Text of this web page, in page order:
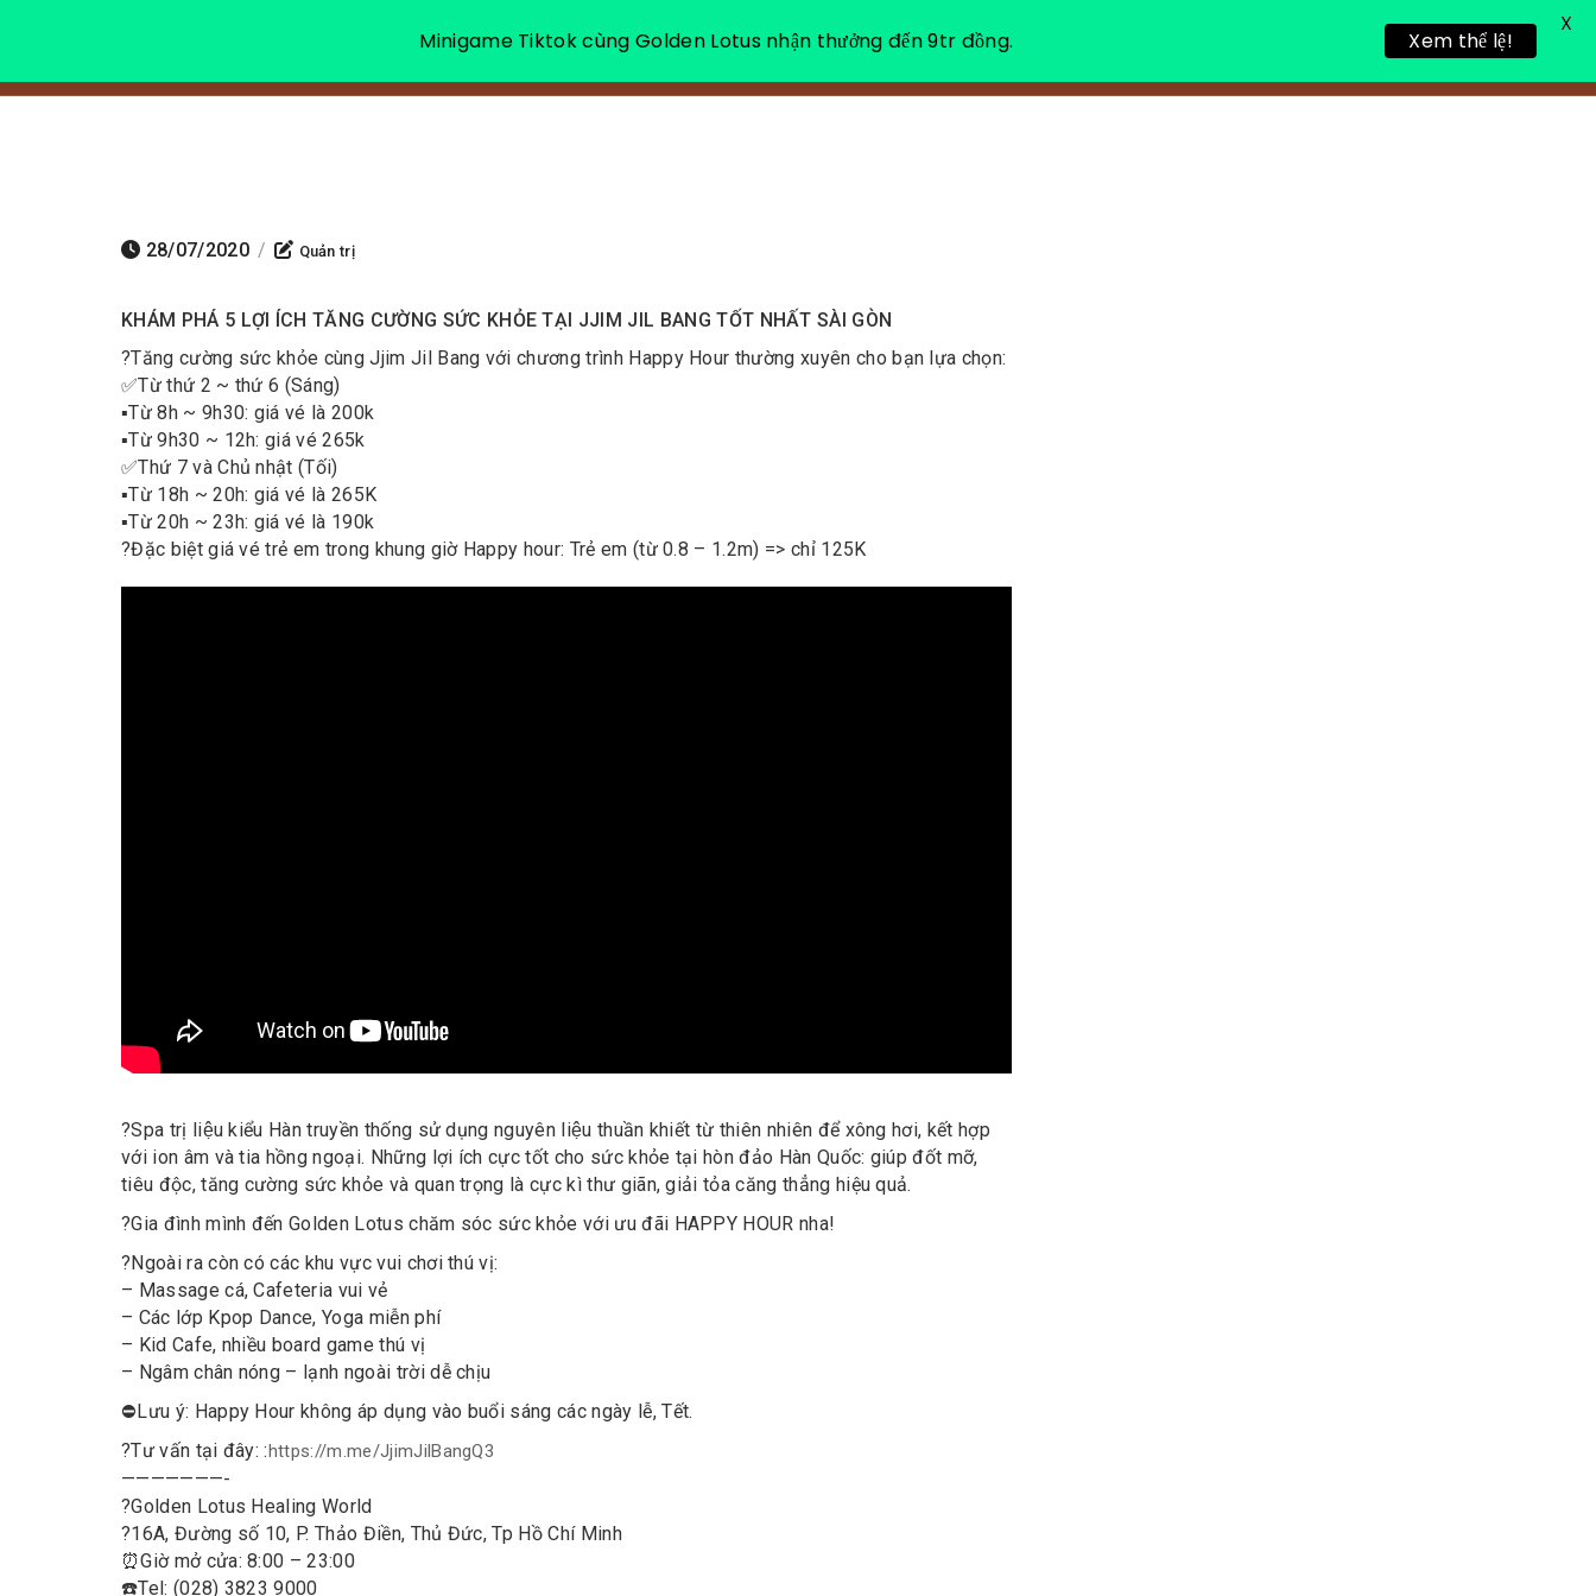
VỀ CHÚNG TÔI NGHỈ DƯỠNG THƯ GIÃN LIÊN HỆ
28/07/2020 / Quản trị
KHÁM PHÁ 5 LỢI ÍCH TĂNG CƯỜNG SỨC KHỎE TẠI JJIM JIL BANG TỐT NHẤT SÀI GÒN
?Tăng cường sức khỏe cùng Jjim Jil Bang với chương trình Happy Hour thường xuyên cho bạn lựa chọn:
✅Từ thứ 2 ~ thứ 6 (Sáng)
▪️Từ 8h ~ 9h30: giá vé là 200k
▪️Từ 9h30 ~ 12h: giá vé 265k
✅Thứ 7 và Chủ nhật (Tối)
▪️Từ 18h ~ 20h: giá vé là 265K
▪️Từ 20h ~ 23h: giá vé là 190k
?Đặc biệt giá vé trẻ em trong khung giờ Happy hour: Trẻ em (từ 0.8 – 1.2m) => chỉ 125K
?Spa trị liệu kiểu Hàn truyền thống sử dụng nguyên liệu thuần khiết từ thiên nhiên để xông hơi, kết hợp
với ion âm và tia hồng ngoại. Những lợi ích cực tốt cho sức khỏe tại hòn đảo Hàn Quốc: giúp đốt mỡ,
tiêu độc, tăng cường sức khỏe và quan trọng là cực kì thư giãn, giải tỏa căng thẳng hiệu quả.
?Gia đình mình đến Golden Lotus chăm sóc sức khỏe với ưu đãi HAPPY HOUR nha!
?Ngoài ra còn có các khu vực vui chơi thú vị:
– Massage cá, Cafeteria vui vẻ
– Các lớp Kpop Dance, Yoga miễn phí
– Kid Cafe, nhiều board game thú vị
– Ngâm chân nóng – lạnh ngoài trời dễ chịu
⛔Lưu ý: Happy Hour không áp dụng vào buổi sáng các ngày lễ, Tết.
?Tư vấn tại đây: :https://m.me/JjimJilBangQ3
———————-
?Golden Lotus Healing World
?16A, Đường số 10, P. Thảo Điền, Thủ Đức, Tp Hồ Chí Minh
⏰Giờ mở cửa: 8:00 – 23:00
☎️Tel: (028) 3823 9000
Minigame Tiktok cùng Golden Lotus nhận thưởng đến 9tr đồng. Xem thể lệ!
X